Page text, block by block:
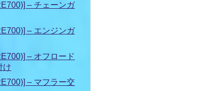
– チェーンガ
– エンジンガ
– オフロード
け
– マフラー交